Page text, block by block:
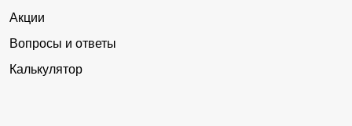
Акции
Вопросы и ответы
Калькулятор